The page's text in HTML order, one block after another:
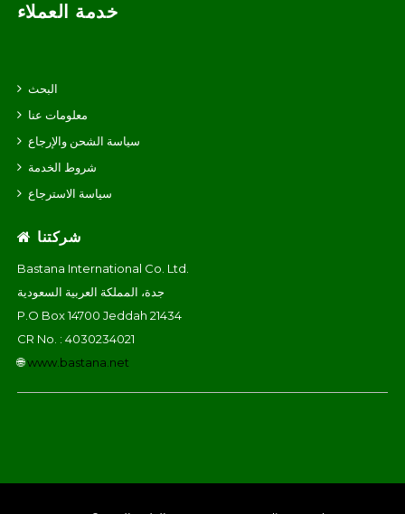
خدمة العملاء
البحث
معلومات عنا
سياسة الشحن والإرجاع
شروط الخدمة
سياسة الاسترجاع
شركتنا
Bastana International Co. Ltd.
جدة، المملكة العربية السعودية
P.O Box 14700 Jeddah 21434
CR No. : 4030234021
🌐www.bastana.net